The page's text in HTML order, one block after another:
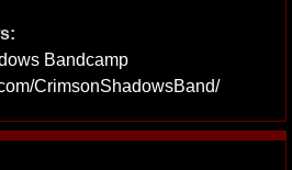
Bandcamp
CrimsonShadowsBand/